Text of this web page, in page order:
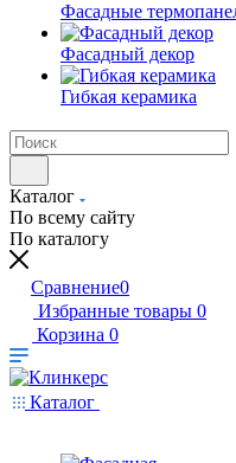
Фасадные
Фасадный декор
Гибкая керамика
Каталог
По всему сайту
По каталогу
Сравнение0
Избранные товары 0
Корзина 0
Каталог